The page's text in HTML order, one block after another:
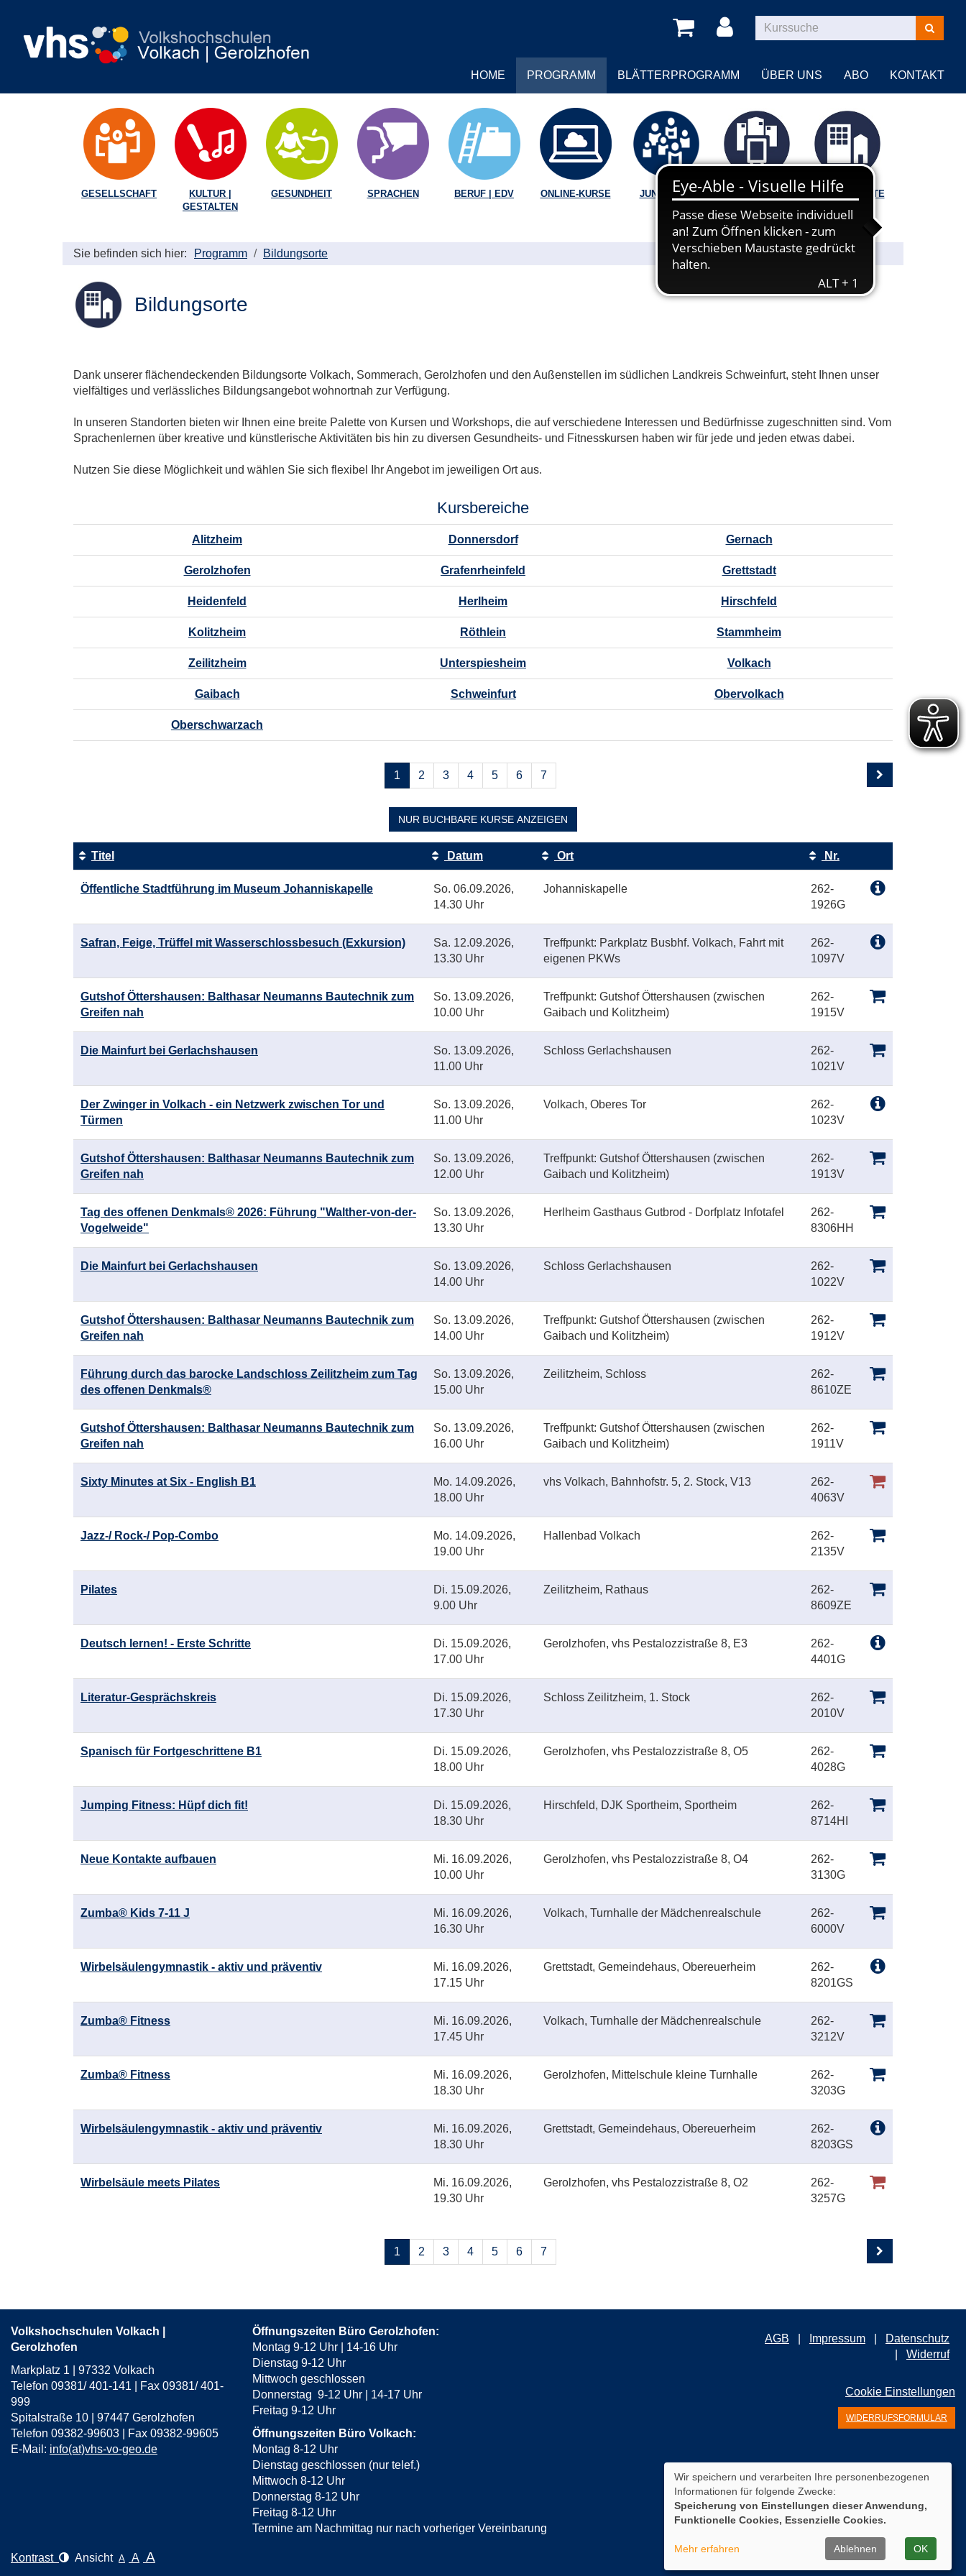
Kurse
suchen
HOME PROGRAMM BLÄTTERPROGRAMM ÜBER UNS ABO KONTAKT
GESELLSCHAFT
KULTUR |
GESTALTEN
GESUNDHEIT SPRACHEN BERUF | EDV ONLINE-KURSE JUNGE VHS
VORTRÄGE |
BILDUNGSORTE
Sie befinden sich hier: Programm Bildungsorte
Bildungsorte
Dank unserer flächendeckenden Bildungsorte Volkach, Sommerach, Gerolzhofen und den Außenstellen im südlichen Landkreis Schweinfurt, steht Ihnen unser
vielfältiges und verlässliches Bildungsangebot wohnortnah zur Verfügung.
In unseren Standorten bieten wir Ihnen eine breite Palette von Kursen und Workshops, die auf verschiedene Interessen und Bedürfnisse zugeschnitten sind. Vom
Sprachenlernen über kreative und künstlerische Aktivitäten bis hin zu diversen Gesundheits- und Fitnesskursen haben wir für jede und jeden etwas dabei.
Nutzen Sie diese Möglichkeit und wählen Sie sich flexibel Ihr Angebot im jeweiligen Ort aus.
Kursbereiche
Alitzheim Donnersdorf Gernach
Gerolzhofen Grafenrheinfeld Grettstadt
Heidenfeld Herlheim Hirschfeld
Kolitzheim Röthlein Stammheim
Zeilitzheim Unterspiesheim Volkach
Gaibach Schweinfurt Obervolkach
Oberschwarzach
Seiten
blättern
1 2 3 4 5 6 7
NUR BUCHBARE KURSE ANZEIGEN
Tabellenüberschriften
sortiert
werden.
Titel Datum Ort
Nr.
Kursstatus
Öffentliche Stadtführung im Museum Johanniskapelle
So. 06.09.2026,
14.30 Uhr
Johanniskapelle
262-
1926G
Safran, Feige, Trüffel mit Wasserschlossbesuch (Exkursion) Sa. 12.09.2026,
13.30 Uhr
Treffpunkt: Parkplatz Busbhf. Volkach, Fahrt mit
eigenen PKWs
262-
1097V
Gutshof Öttershausen: Balthasar Neumanns Bautechnik zum
Greifen nah
So. 13.09.2026,
10.00 Uhr
Treffpunkt: Gutshof Öttershausen (zwischen
Gaibach und Kolitzheim)
262-
1915V
Die Mainfurt bei Gerlachshausen So. 13.09.2026,
11.00 Uhr
Schloss Gerlachshausen
262-
1021V
Der Zwinger in Volkach - ein Netzwerk zwischen Tor und
Türmen
So. 13.09.2026,
11.00 Uhr
Volkach, Oberes Tor
262-
1023V
Gutshof Öttershausen: Balthasar Neumanns Bautechnik zum
Greifen nah
So. 13.09.2026,
12.00 Uhr
Treffpunkt: Gutshof Öttershausen (zwischen
Gaibach und Kolitzheim)
262-
1913V
Tag des offenen Denkmals® 2026: Führung "Walther-von-der-
Vogelweide"
So. 13.09.2026,
13.30 Uhr
Herlheim Gasthaus Gutbrod - Dorfplatz Infotafel
262-
8306HH
Die Mainfurt bei Gerlachshausen So. 13.09.2026,
14.00 Uhr
Schloss Gerlachshausen
262-
1022V
Gutshof Öttershausen: Balthasar Neumanns Bautechnik zum
Greifen nah
So. 13.09.2026,
14.00 Uhr
Treffpunkt: Gutshof Öttershausen (zwischen
Gaibach und Kolitzheim)
262-
1912V
Führung durch das barocke Landschloss Zeilitzheim zum Tag
des offenen Denkmals®
So. 13.09.2026,
15.00 Uhr
Zeilitzheim, Schloss
262-
8610ZE
Gutshof Öttershausen: Balthasar Neumanns Bautechnik zum
Greifen nah
So. 13.09.2026,
16.00 Uhr
Treffpunkt: Gutshof Öttershausen (zwischen
Gaibach und Kolitzheim)
262-
1911V
Sixty Minutes at Six - English B1 Mo. 14.09.2026,
18.00 Uhr
vhs Volkach, Bahnhofstr. 5, 2. Stock, V13
262-
4063V
Jazz-/ Rock-/ Pop-Combo Mo. 14.09.2026,
19.00 Uhr
Hallenbad Volkach
262-
2135V
Pilates Di. 15.09.2026,
9.00 Uhr
Zeilitzheim, Rathaus
262-
8609ZE
Deutsch lernen! - Erste Schritte Di. 15.09.2026,
17.00 Uhr
Gerolzhofen, vhs Pestalozzistraße 8, E3
262-
4401G
Literatur-Gesprächskreis Di. 15.09.2026,
17.30 Uhr
Schloss Zeilitzheim, 1. Stock
262-
2010V
Spanisch für Fortgeschrittene B1 Di. 15.09.2026,
18.00 Uhr
Gerolzhofen, vhs Pestalozzistraße 8, O5
262-
4028G
Jumping Fitness: Hüpf dich fit! Di. 15.09.2026,
18.30 Uhr
Hirschfeld, DJK Sportheim, Sportheim
262-
8714HI
Neue Kontakte aufbauen Mi. 16.09.2026,
10.00 Uhr
Gerolzhofen, vhs Pestalozzistraße 8, O4
262-
3130G
Zumba® Kids 7-11 J Mi. 16.09.2026,
16.30 Uhr
Volkach, Turnhalle der Mädchenrealschule
262-
6000V
Wirbelsäulengymnastik - aktiv und präventiv Mi. 16.09.2026,
17.15 Uhr
Grettstadt, Gemeindehaus, Obereuerheim
262-
8201GS
Zumba® Fitness Mi. 16.09.2026,
17.45 Uhr
Volkach, Turnhalle der Mädchenrealschule
262-
3212V
Zumba® Fitness Mi. 16.09.2026,
18.30 Uhr
Gerolzhofen, Mittelschule kleine Turnhalle
262-
3203G
Wirbelsäulengymnastik - aktiv und präventiv Mi. 16.09.2026,
18.30 Uhr
Grettstadt, Gemeindehaus, Obereuerheim
262-
8203GS
Wirbelsäule meets Pilates Mi. 16.09.2026,
19.30 Uhr
Gerolzhofen, vhs Pestalozzistraße 8, O2
262-
3257G
Seiten
blättern
1 2 3 4 5 6 7
Volkshochschulen Volkach |
Gerolzhofen
Markplatz 1 | 97332 Volkach
Telefon 09381/ 401-141 | Fax 09381/ 401-
999
Spitalstraße 10 | 97447 Gerolzhofen
Telefon 09382-99603 | Fax 09382-99605
E-Mail: info(at)vhs-vo-geo.de
Öffnungszeiten Büro Gerolzhofen:
Montag 9-12 Uhr | 14-16 Uhr
Dienstag 9-12 Uhr
Mittwoch geschlossen
Donnerstag 9-12 Uhr | 14-17 Uhr
Freitag 9-12 Uhr
Öffnungszeiten Büro Volkach:
Montag 8-12 Uhr
Dienstag geschlossen (nur telef.)
Mittwoch 8-12 Uhr
Donnerstag 8-12 Uhr
Freitag 8-12 Uhr
Termine am Nachmittag nur nach vorheriger Vereinbarung
AGB Impressum
Datenschutz
Widerruf
Cookie Einstellungen
WIDERRUFSFORMULAR
Kontrast Ansicht A A A
Wir speichern und verarbeiten Ihre personenbezogenen
Informationen für folgende Zwecke:
Speicherung von Einstellungen dieser Anwendung,
Funktionelle Cookies, Essenzielle Cookies.
Mehr erfahren Ablehnen OK